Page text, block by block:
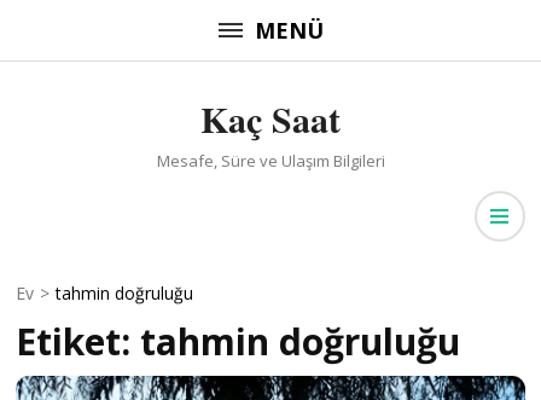
atla
MENÜ
Kaç Saat
Mesafe, Süre ve Ulaşım Bilgileri
Ev > tahmin doğruluğu
Etiket: tahmin doğruluğu